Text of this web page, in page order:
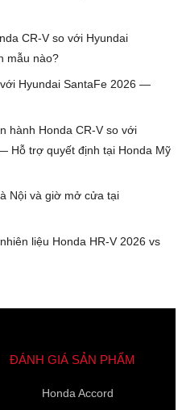
CR-V so với Hyundai
mẫu nào?
Hyundai SantaFe 2026 —
hành Honda CR-V so với
Hỗ trợ quyết định tại Honda Mỹ
Nội và giờ mở cửa tại
liệu Honda HR-V 2026 vs
ĐÁNH GIÁ SẢN PHẨM
Honda Accord